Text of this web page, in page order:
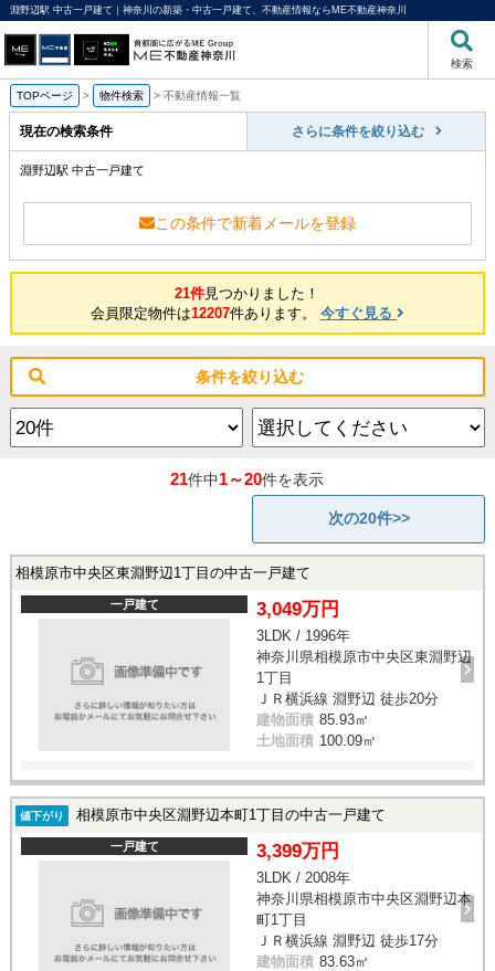
淵野辺駅 中古一戸建て｜神奈川の新築・中古一戸建て、不動産情報ならME不動産神奈川
検索
TOPページ > 物件検索 > 不動産情報一覧
現在の検索条件 さらに条件を絞り込む
淵野辺駅 中古一戸建て
この条件で新着メールを登録
21件見つかりました！
会員限定物件は12207件あります。 今すぐ見る
条件を絞り込む
21件中1～20件を表示
次の20件>>
相模原市中央区東淵野辺1丁目の中古一戸建て
一戸建て 3,049万円
3LDK / 1996年
神奈川県相模原市中央区東淵野辺
1丁目
ＪＲ横浜線 淵野辺 徒歩20分
建物面積 85.93㎡
土地面積 100.09㎡
値下がり 相模原市中央区淵野辺本町1丁目の中古一戸建て
一戸建て 3,399万円
3LDK / 2008年
神奈川県相模原市中央区淵野辺本
町1丁目
ＪＲ横浜線 淵野辺 徒歩17分
建物面積 83.63㎡